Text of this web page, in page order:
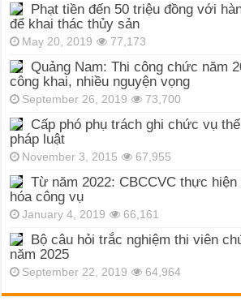
Phạt tiền đến 50 triệu đồng với
để khai thác thủy sản
May 20, 2019 77,173
Quảng Nam: Thi công chức năm
công khai, nhiều nguyện vọng
September 26, 2019 73,700
Cấp phó phụ trách ghi chức vụ
pháp luật
November 3, 2015 67,955
Từ năm 2022: CBCCVC thực
hóa công vụ
January 4, 2019 66,161
Bộ câu hỏi trắc nghiệm thi viên
năm 2025
September 22, 2019 64,964